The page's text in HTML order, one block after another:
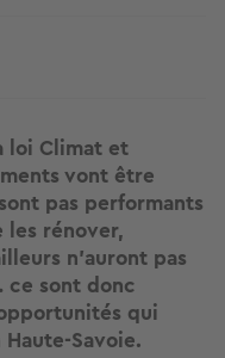
loi Climat et
vont être
pas performants
rénover,
n'auront pas
sont donc
qui
Savoie.